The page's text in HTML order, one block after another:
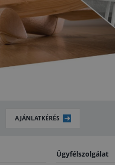
AJÁNLATKÉRÉS
Ügyfélszolgálat